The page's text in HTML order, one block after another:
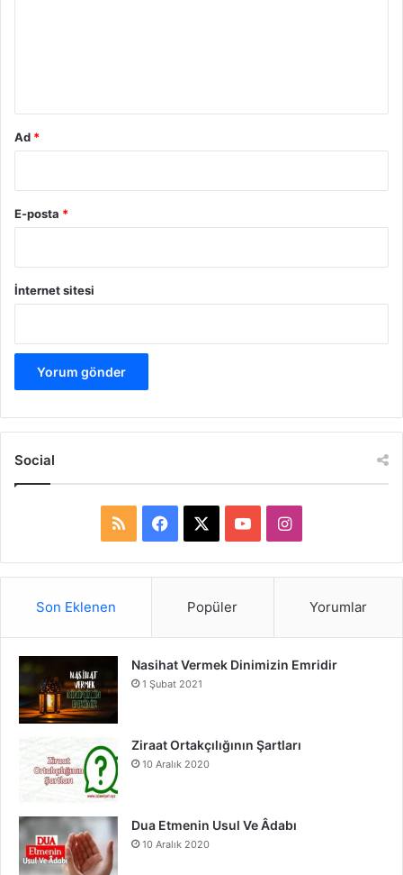
Ad *
E-posta *
İnternet sitesi
Social
S
a
b
o
o
u
e
I
n
a
r
Son Eklenen Popüler Yorumlar
Nasihat Vermek Dinimizin Emridir
1 Şubat 2021
Ziraat Ortakçılığının Şartları
10 Aralık 2020
Dua Etmenin Usul Ve Âdabı
10 Aralık 2020